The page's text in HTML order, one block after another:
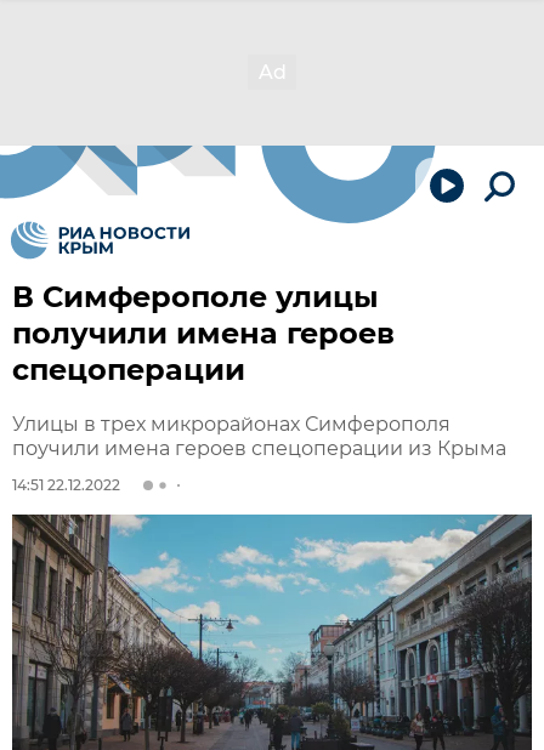
В Симферополе улицы
получили имена героев
спецоперации
Улицы в трех микрорайонах Симферополя
поучили имена героев спецоперации из Крыма
14:51 22.12.2022